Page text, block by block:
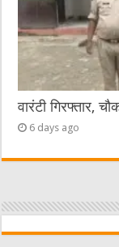
वारंटी गिरफ्तार,
6 days ago